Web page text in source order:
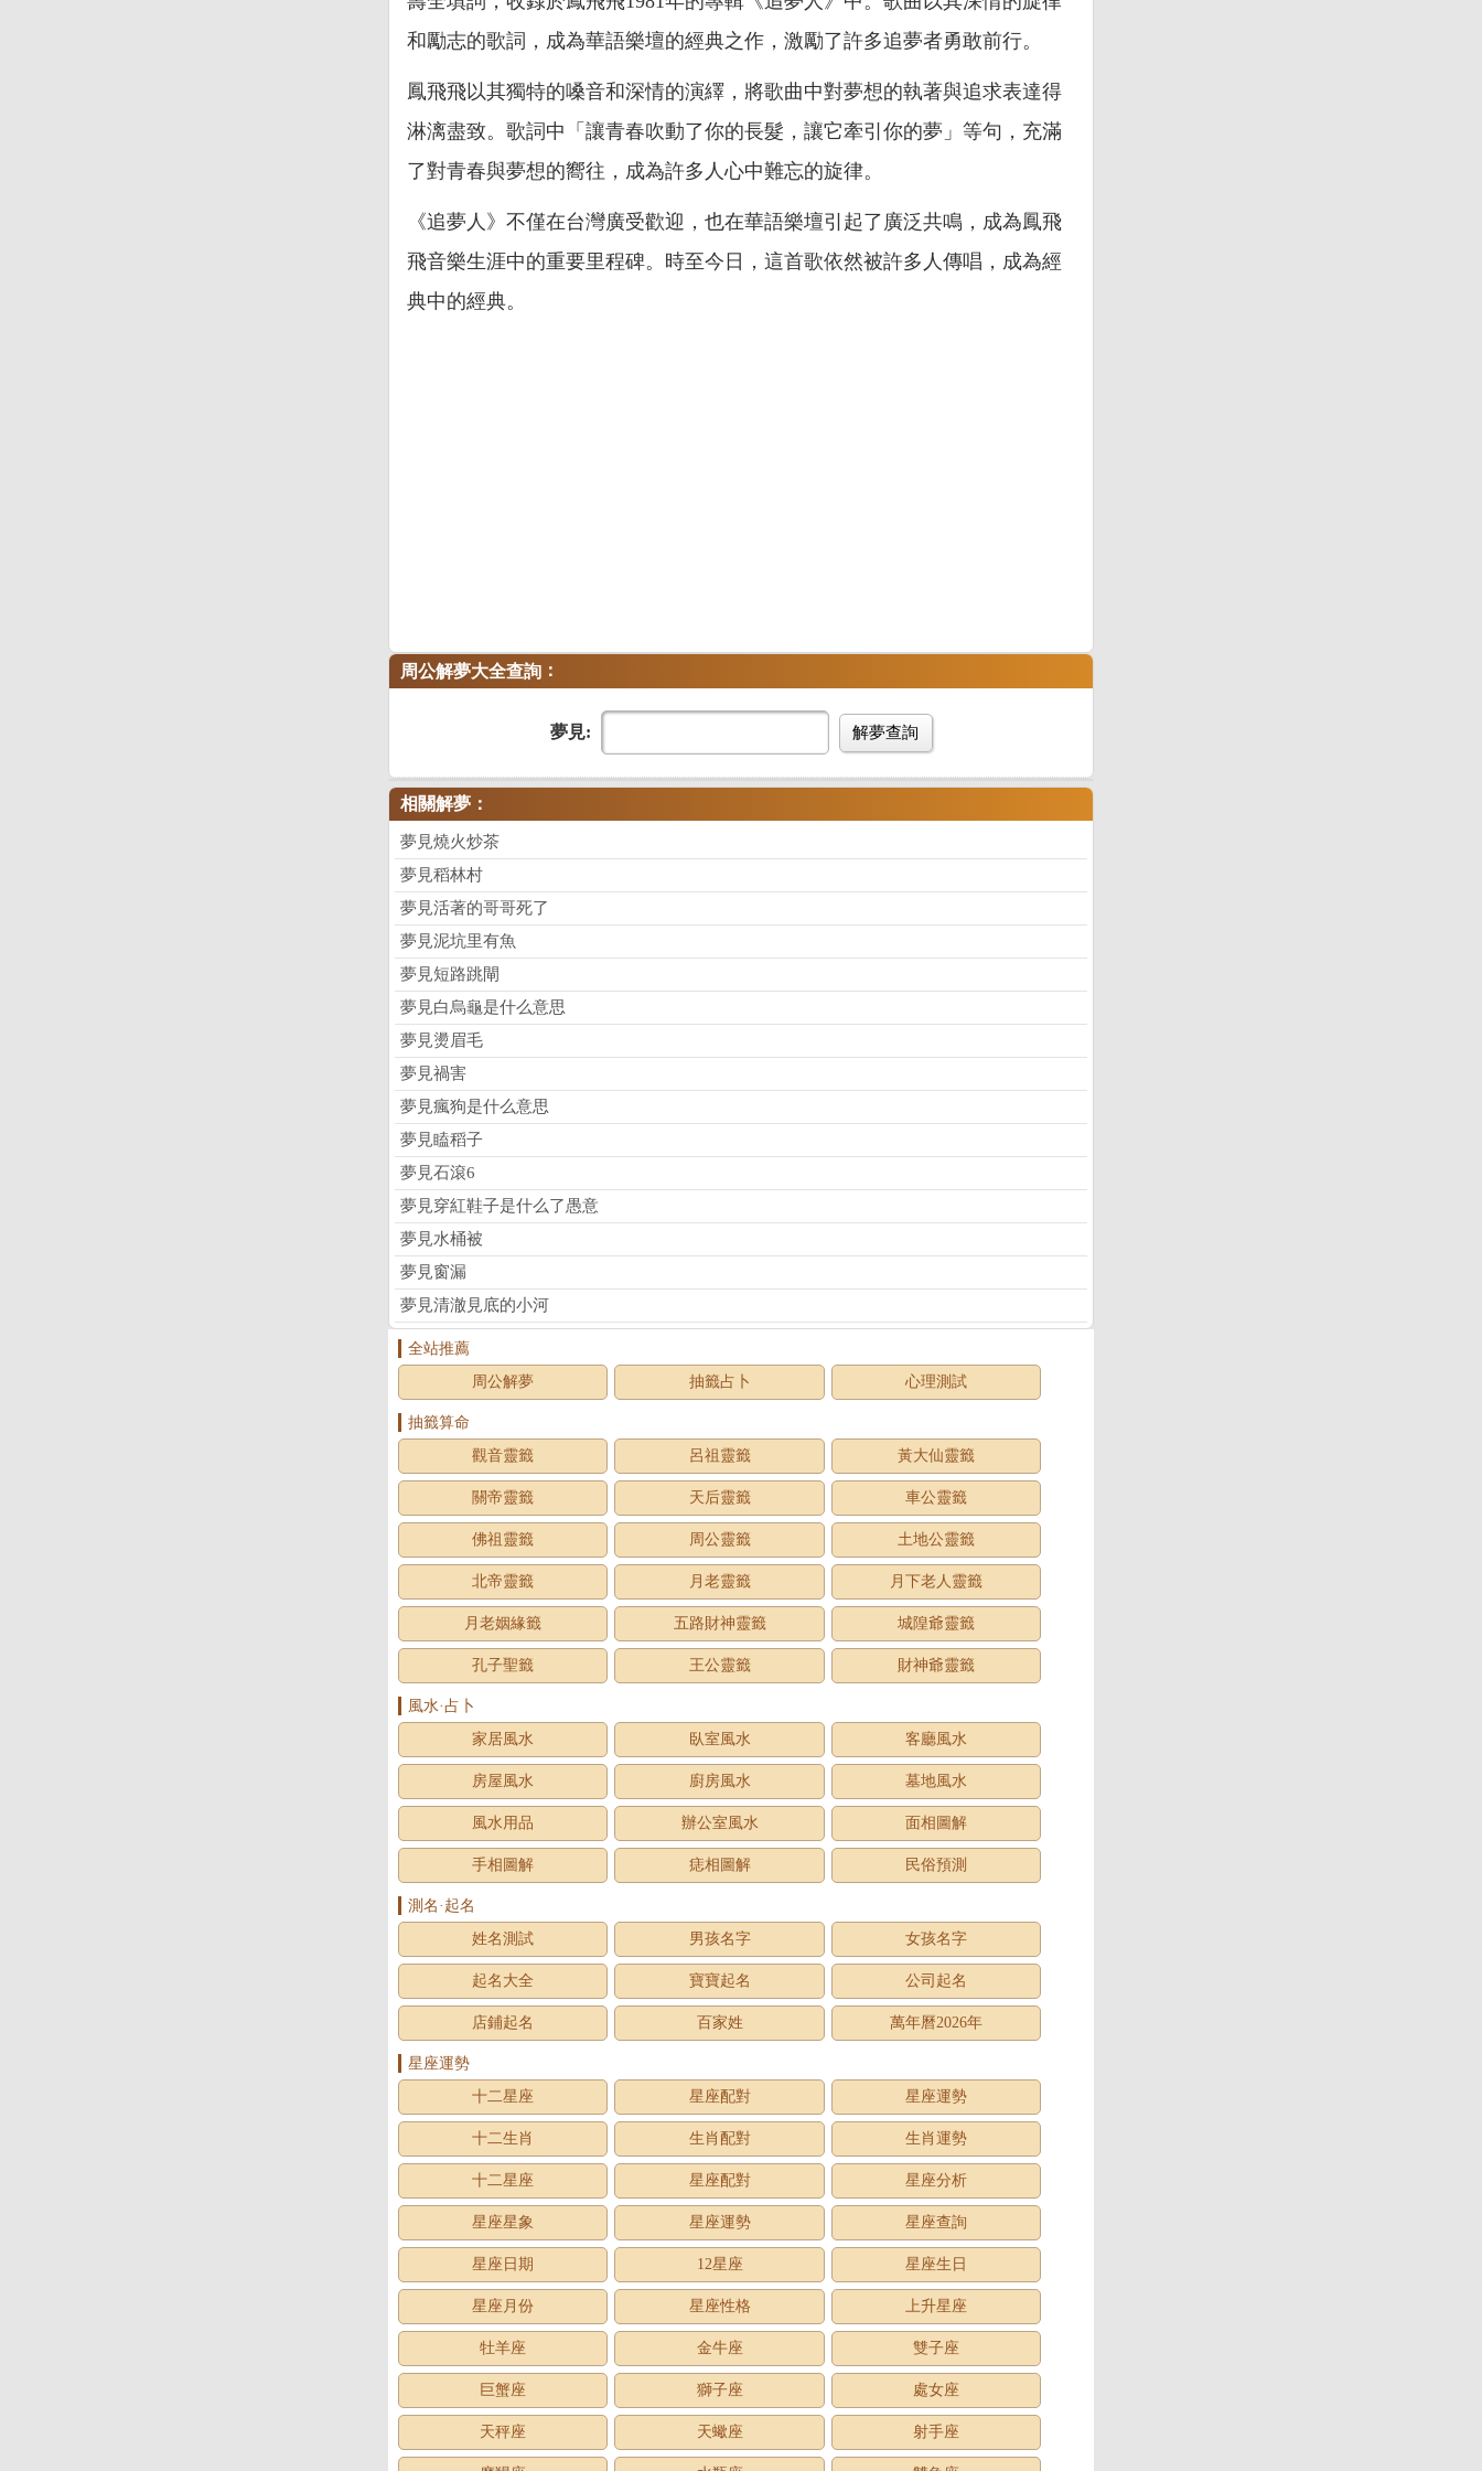
和勵志的歌詞，成為華語樂壇的經典之作，激勵了許多追夢者勇敢前行。
鳳飛飛以其獨特的嗓音和深情的演繹，將歌曲中對夢想的執著與追求表達得
淋漓盡致。歌詞中「讓青春吹動了你的長髮，讓它牽引你的夢」等句，充滿
了對青春與夢想的嚮往，成為許多人心中難忘的旋律。
《追夢人》不僅在台灣廣受歡迎，也在華語樂壇引起了廣泛共鳴，成為鳳飛
飛音樂生涯中的重要里程碑。時至今日，這首歌依然被許多人傳唱，成為經
典中的經典。
周公解夢大全查詢 ：
夢見: 解夢查詢
相關解夢：
夢見燒火炒茶
夢見稻林村
夢見活著的哥哥死了
夢見泥坑里有魚
夢見短路跳閘
夢見白烏龜是什么意思
夢見燙眉毛
夢見禍害
夢見瘋狗是什么意思
夢見瞌稻子
夢見石滾6
夢見穿紅鞋子是什么了愚意
夢見水桶被
夢見窗漏
夢見清澈見底的小河
全站推薦
周公解夢
抽籤占卜 心理測試
抽籤算命
觀音靈籤
呂祖靈籤 黃大仙靈籤
關帝靈籤 天后靈籤 車公靈籤
佛祖靈籤 周公靈籤 土地公靈籤
北帝靈籤 月老靈籤 月下老人靈籤
月老姻緣籤 五路財神靈籤 城隍爺靈籤
孔子聖籤 王公靈籤 財神爺靈籤
風水·占卜
家居風水
臥室風水 客廳風水
房屋風水 廚房風水 墓地風水
風水用品 辦公室風水 面相圖解
手相圖解 痣相圖解 民俗預測
測名·起名
姓名測試
男孩名字 女孩名字
起名大全 寶寶起名 公司起名
店鋪起名 百家姓 萬年曆2026年
星座運勢
十二星座
星座配對 星座運勢
十二生肖 生肖配對 生肖運勢
十二星座 星座配對 星座分析
星座星象 星座運勢 星座查詢
星座日期 12星座 星座生日
星座月份 星座性格 上升星座
牡羊座 金牛座 雙子座
巨蟹座 獅子座 處女座
天秤座 天蠍座 射手座